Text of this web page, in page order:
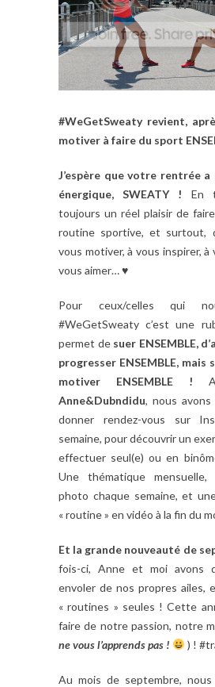
#WeGetSweaty revient,
motiver à faire du sport
J’espère que votre rentrée
énergique, SWEATY ! En
toujours un réel plaisir de
routine sportive, et surtout,
vous motiver, à vous inspirer, à
vous aimer… ♥
Pour ceux/celles qui
#WeGetSweaty c’est une
permet de suer ENSEMBLE,
progresser ENSEMBLE,
motiver ENSEMBLE !
Anne&Dubndidu, nous
donner rendez-vous sur
semaine, pour découvrir un
effectuer seul(e) ou en
Une thématique
photo chaque semaine, et
« routine » en vidéo à la fin du
Et la grande nouveauté de
fois-ci, Anne et moi avons
envoler de nos propres ailes,
« routines » seules ! Cette
faire de notre passion, notre
ne vous l’apprends pas !
) !
Au mois de septembre, nous